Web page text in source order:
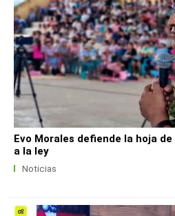
Evo Morales defiende la hoja
a la ley
Noticias